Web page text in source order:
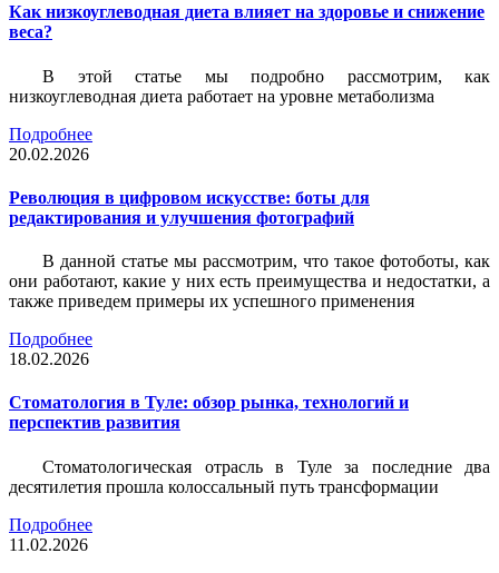
Как низкоуглеводная диета влияет на здоровье и снижение
веса?
В этой статье мы подробно рассмотрим, как
низкоуглеводная диета работает на уровне метаболизма
Подробнее
20.02.2026
Революция в цифровом искусстве: боты для
редактирования и улучшения фотографий
В данной статье мы рассмотрим, что такое фотоботы, как
они работают, какие у них есть преимущества и недостатки, а
также приведем примеры их успешного применения
Подробнее
18.02.2026
Стоматология в Туле: обзор рынка, технологий и
перспектив развития
Стоматологическая отрасль в Туле за последние два
десятилетия прошла колоссальный путь трансформации
Подробнее
11.02.2026